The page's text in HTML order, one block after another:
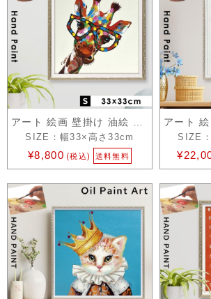
SIZE：幅33×高さ33cm
¥8,800 (税込) 送料無料
SIZE